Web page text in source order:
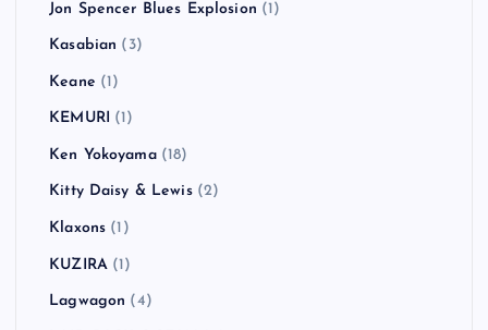
Jon Spencer Blues Explosion (1)
Kasabian (3)
Keane (1)
KEMURI (1)
Ken Yokoyama(18)
Kitty Daisy & Lewis(2)
Klaxons (1)
KUZIRA(1)
Lagwagon (4)